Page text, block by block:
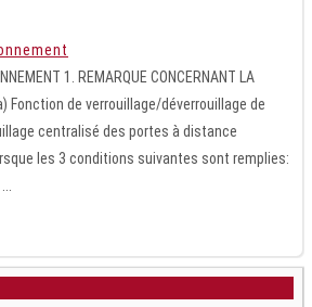
1. REMARQUE CONCERNANT LA
Fonction de verrouillage/déverrouillage de
centralisé des portes à distance
les 3 conditions suivantes sont remplies: